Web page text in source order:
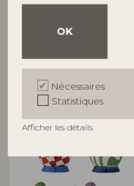
OK
Nécessaires
Statistiques
Afficher les détails
D16xH1,5 cm, Set of 4
74,90